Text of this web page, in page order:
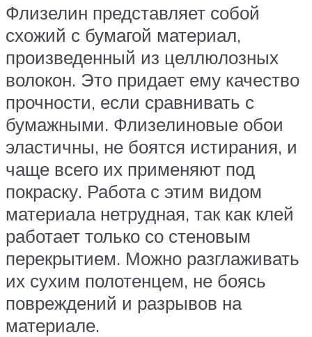
Флизелин представляет собой
схожий с бумагой материал,
произведенный из целлюлозных
волокон. Это придает ему качество
прочности, если сравнивать с
бумажными. Флизелиновые обои
эластичны, не боятся истирания, и
чаще всего их применяют под
покраску. Работа с этим видом
материала нетрудная, так как клей
работает только со стеновым
перекрытием. Можно разглаживать
их сухим полотенцем, не боясь
повреждений и разрывов на
материале.